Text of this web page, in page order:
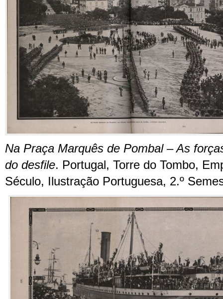
Na Praça Marquês de Pombal – As
do desfile. Portugal, Torre do Tombo,
Século, Ilustração Portuguesa, 2.º